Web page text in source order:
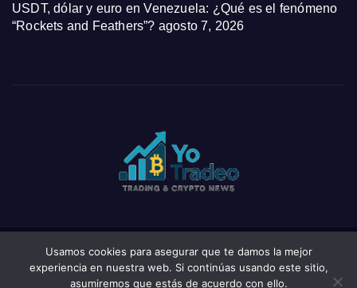
USDT, dólar y euro en Venezuela: ¿Qué es el fenómeno
“Rockets and Feathers”? agosto 7, 2026
Funciona gracias a WordPress|Tema: News Click deThemeansar
Usamos cookies para asegurar que te damos la mejor
experiencia en nuestra web. Si continúas usando este sitio,
asumiremos que estás de acuerdo con ello.